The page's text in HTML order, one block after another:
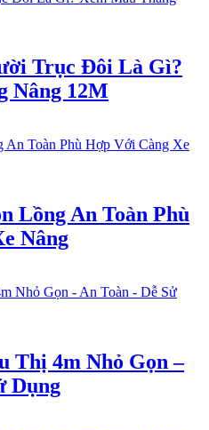
Trục Đôi Là Gì?
Nâng 12M
Lồng An Toàn Phù
Nâng
Thị 4m Nhỏ Gọn –
Dụng